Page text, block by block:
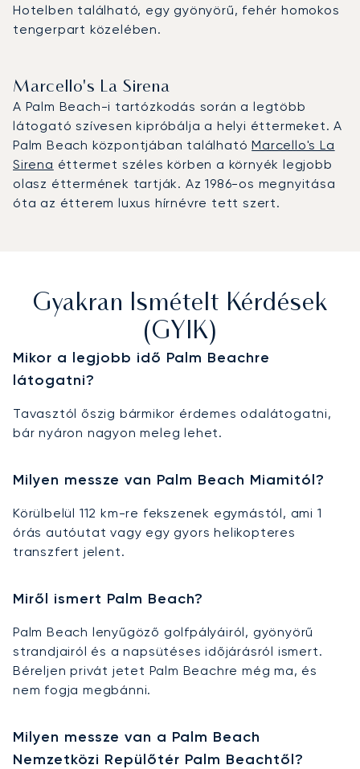
Hotelben található, egy gyönyörű, fehér homokos
tengerpart közelében.
Marcello's La Sirena
A Palm Beach-i tartózkodás során a legtöbb
látogató szívesen kipróbálja a helyi éttermeket. A
Palm Beach központjában találhatóMarcello's La
Sirena éttermet széles körben a környék legjobb
olasz éttermének tartják. Az 1986-os megnyitása
óta az étterem luxus hírnévre tett szert.
Gyakran Ismételt Kérdések
(GYIK)
Mikor a legjobb idő Palm Beachre
látogatni?
Tavasztól őszig bármikor érdemes odalátogatni,
bár nyáron nagyon meleg lehet.
Milyen messze van Palm Beach Miamitól?
Körülbelül 112 km-re fekszenek egymástól, ami 1
órás autóutat vagy egy gyors helikopteres
transzfert jelent.
Miről ismert Palm Beach?
Palm Beach lenyűgöző golfpályáiról, gyönyörű
strandjairól és a napsütéses időjárásról ismert.
Béreljen privát jetet Palm Beachre még ma, és
nem fogja megbánni.
Milyen messze van a Palm Beach
Nemzetközi Repülőtér Palm Beachtől?